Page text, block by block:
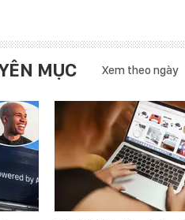
MỤC Xem theo ngày